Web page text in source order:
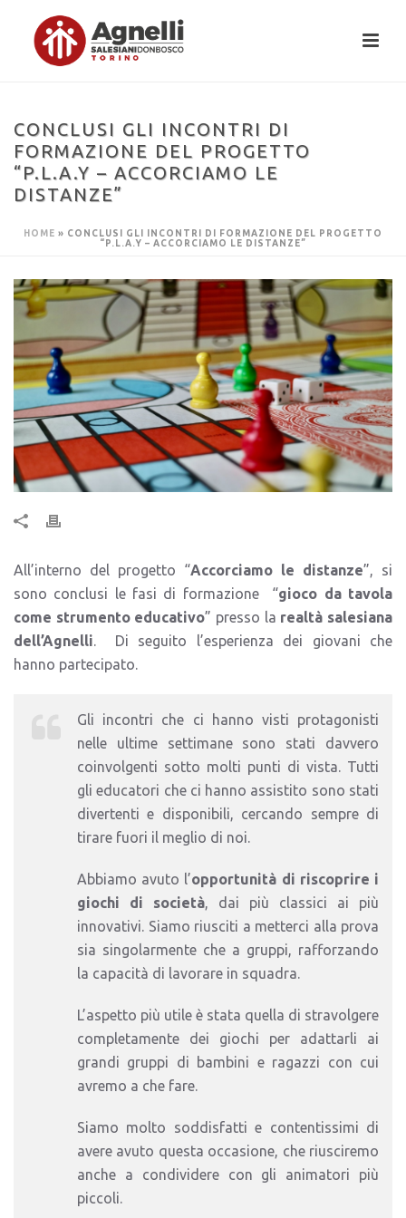
CONCLUSI GLI INCONTRI DI
FORMAZIONE DEL PROGETTO
“P.L.A.Y – ACCORCIAMO LE
DISTANZE”
HOME » CONCLUSI GLI INCONTRI DI FORMAZIONE DEL PROGETTO
“P.L.A.Y – ACCORCIAMO LE DISTANZE”
All’interno del progetto “Accorciamo le distanze”, si
sono conclusi le fasi di formazione “gioco da tavola
come strumento educativo” presso la realtà salesiana
dell’Agnelli. Di seguito l’esperienza dei giovani che
hanno partecipato.
Gli incontri che ci hanno visti protagonisti
nelle ultime settimane sono stati davvero
coinvolgenti sotto molti punti di vista. Tutti
gli educatori che ci hanno assistito sono stati
divertenti e disponibili, cercando sempre di
tirare fuori il meglio di noi.
Abbiamo avuto l’opportunità di riscoprire i
giochi di società, dai più classici ai più
innovativi. Siamo riusciti a metterci alla prova
sia singolarmente che a gruppi, rafforzando
la capacità di lavorare in squadra.
L’aspetto più utile è stata quella di stravolgere
completamente dei giochi per adattarli ai
grandi gruppi di bambini e ragazzi con cui
avremo a che fare.
Siamo molto soddisfatti e contentissimi di
avere avuto questa occasione, che riusciremo
anche a condividere con gli animatori più
piccoli.